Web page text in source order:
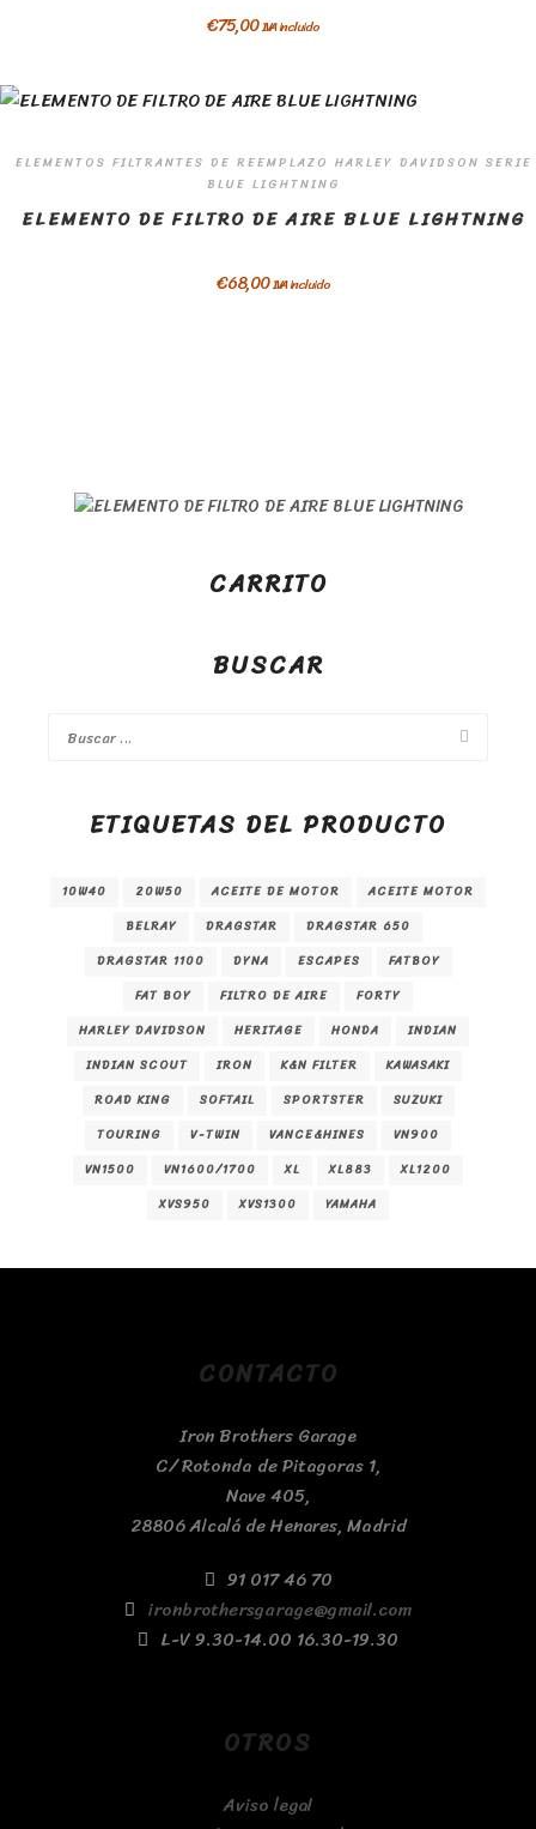
€75,00IVA incluido
ELEMENTOS FILTRANTES DE REEMPLAZO HARLEY DAVIDSON SERIE
BLUE LIGHTNING
ELEMENTO DE FILTRO DE AIRE BLUE LIGHTNING
€68,00IVA incluido
CARRITO
BUSCAR
ETIQUETAS DEL PRODUCTO
10W40 20W50 ACEITE DE MOTOR
ACEITE MOTOR
BELRAY
DRAGSTAR
DRAGSTAR 650
DRAGSTAR 1100
DYNA ESCAPES
FATBOY
FAT BOY
FILTRO DE AIRE
FORTY
HARLEY DAVIDSON
HERITAGE HONDA
INDIAN
INDIAN SCOUT
IRON K&N FILTER
KAWASAKI
ROAD KING
SOFTAIL SPORTSTER
SUZUKI
TOURING
V-TWIN VANCE&HINES
VN900
VN1500
VN1600/1700 XL XL883
XL1200
XVS950
XVS1300 YAMAHA
CONTACTO
Iron Brothers Garage
C/ Rotonda de Pitagoras 1,
Nave 405,
28806 Alcalá de Henares, Madrid
91 017 46 70
ironbrothersgarage@gmail.com
L-V 9.30-14.00 16.30-19.30
OTROS
Aviso legal